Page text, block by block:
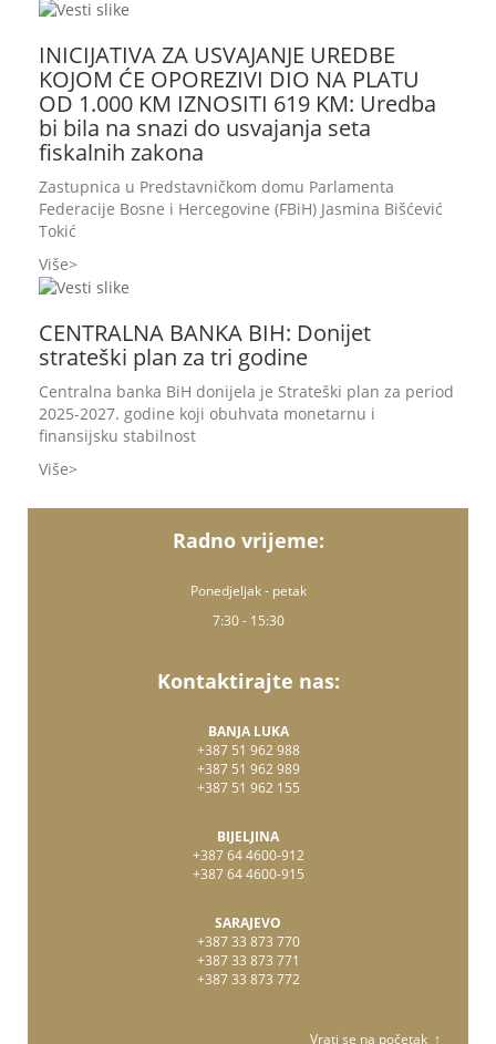
INICIJATIVA ZA USVAJANJE UREDBE
KOJOM ĆE OPOREZIVI DIO NA PLATU
OD 1.000 KM IZNOSITI 619 KM: Uredba
bi bila na snazi do usvajanja seta
fiskalnih zakona
Zastupnica u Predstavničkom domu Parlamenta
Federacije Bosne i Hercegovine (FBiH) Jasmina Bišćević
Tokić
Više
CENTRALNA BANKA BIH: Donijet
strateški plan za tri godine
Centralna banka BiH donijela je Strateški plan za period
2025-2027. godine koji obuhvata monetarnu i
finansijsku stabilnost
Više
Radno vrijeme:
Ponedjeljak - petak
7:30 - 15:30
Kontaktirajte nas:
BANJA LUKA
+387 51 962 988
+387 51 962 989
+387 51 962 155
BIJELJINA
+387 64 4600-912
+387 64 4600-915
SARAJEVO
+387 33 873 770
+387 33 873 771
+387 33 873 772
Vrati se na početak ↑